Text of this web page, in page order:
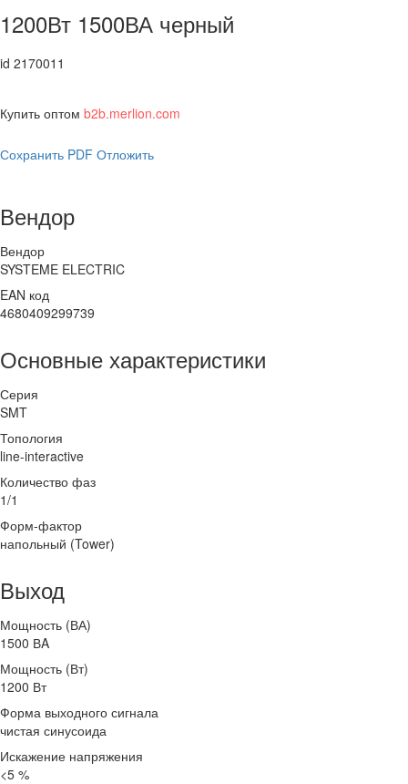
1200Вт 1500ВА черный
id 2170011
Купить оптом b2b.merlion.com
Сохранить PDF Отложить
Вендор
Вендор
SYSTEME ELECTRIC
EAN код
4680409299739
Основные характеристики
Серия
SMT
Топология
line-interactive
Количество фаз
1/1
Форм-фактор
напольный (Tower)
Выход
Мощность (ВА)
1500 ВA
Мощность (Вт)
1200 Вт
Форма выходного сигнала
чистая синусоида
Искажение напряжения
<5 %